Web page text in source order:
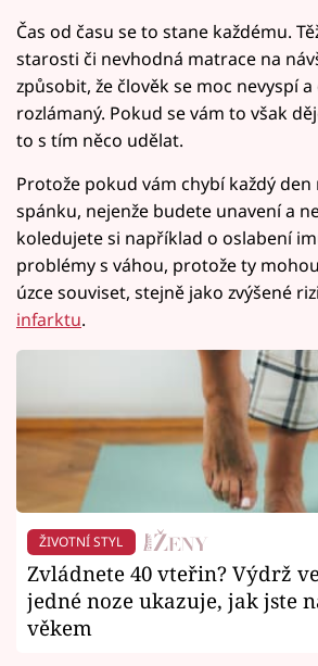
Čas od času se to stane každému.
starosti či nevhodná matrace na
způsobit, že člověk se moc nevyspí
rozlámaný. Pokud se vám to však
to s tím něco udělat.
Protože pokud vám chybí každý
spánku, nejenže budete unavení a
koledujete si například o oslabení
problémy s váhou, protože ty
úzce souviset, stejně jako zvýšené
infarktu.
ŽIVOTNÍ STYL
Zvládnete 40 vteřin? Výdrž
jedné noze ukazuje, jak jste
věkem